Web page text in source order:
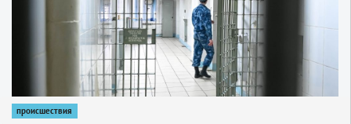
происшествия